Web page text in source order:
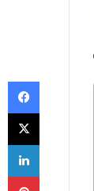
Facebook
X
LinkedIn
Pinterest